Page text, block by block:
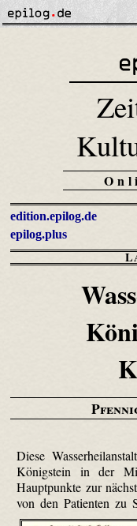
edition.epilog.de
epilog.plus
Diese
Königstein in der
Hauptpunkte zur
von den Patienten zu